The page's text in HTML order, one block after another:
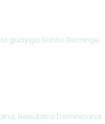
guayiga Santo Domingo
República Dominicana